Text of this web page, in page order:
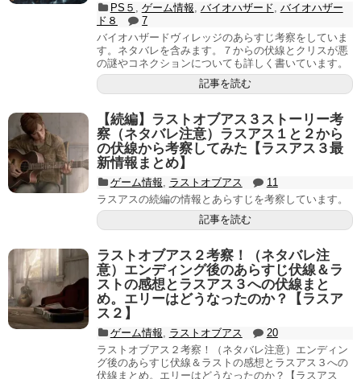
PS５ ゲーム情報 バイオハザード バイオハザー
ド８
7
バイオハザードヴィレッジのあらすじ考察をしていま
す。ネタバレを含みます。７からの伏線とクリスが悪
の謎やコネクションについても詳しく書いています。
記事を読む
【続編】ラストオブアス３ストーリー考
察（ネタバレ注意）ラスアス１と２から
の伏線から考察してみた【ラスアス３最
新情報まとめ】
ゲーム情報 ラストオブアス
11
ラスアスの続編の情報とあらすじを考察しています。
記事を読む
ラストオブアス２考察！（ネタバレ注
意）エンディング後のあらすじ伏線＆ラ
ストの感想とラスアス３への伏線まと
め。エリーはどうなったのか？【ラスア
ス２】
ゲーム情報 ラストオブアス
20
ラストオブアス２考察！（ネタバレ注意）エンディン
グ後のあらすじ伏線＆ラストの感想とラスアス３への
伏線まとめ。エリーはどうなったのか？【ラスアス